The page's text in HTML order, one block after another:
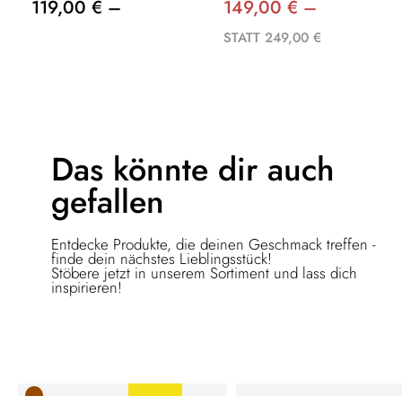
119,00 € – 149,00 € –
STATT 249,00 €
Das könnte dir auch
gefallen
Entdecke Produkte, die deinen Geschmack treffen -
finde dein nächstes Lieblingsstück!
Stöbere jetzt in unserem Sortiment und lass dich
inspirieren!